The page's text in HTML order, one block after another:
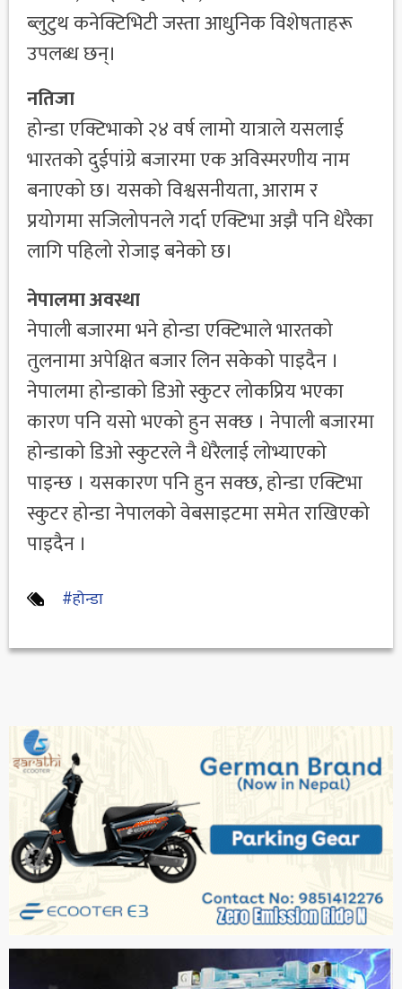
ब्लुटुथ कनेक्टिभिटी जस्ता आधुनिक विशेषताहरू
उपलब्ध छन्।
नतिजा
होन्डा एक्टिभाको २४ वर्ष लामो यात्राले यसलाई
भारतको दुईपांग्रे बजारमा एक अविस्मरणीय नाम
बनाएको छ। यसको विश्वसनीयता, आराम र
प्रयोगमा सजिलोपनले गर्दा एक्टिभा अझै पनि धेरैका
लागि पहिलो रोजाइ बनेको छ।
नेपालमा अवस्था
नेपाली बजारमा भने होन्डा एक्टिभाले भारतको
तुलनामा अपेक्षित बजार लिन सकेको पाइदैन ।
नेपालमा होन्डाको डिओ स्कुटर लोकप्रिय भएका
कारण पनि यसो भएको हुन सक्छ । नेपाली बजारमा
होन्डाको डिओ स्कुटरले नै धेरैलाई लोभ्याएको
पाइन्छ । यसकारण पनि हुन सक्छ, होन्डा एक्टिभा
स्कुटर होन्डा नेपालको वेबसाइटमा समेत राखिएको
पाइदैन ।
#होन्डा